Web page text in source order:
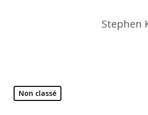
Stephen
Non classé